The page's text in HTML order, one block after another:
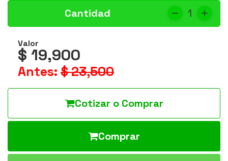
Cantidad 1
Valor
$ 19,900
Antes: $ 23,500
Cotizar o Comprar
Comprar